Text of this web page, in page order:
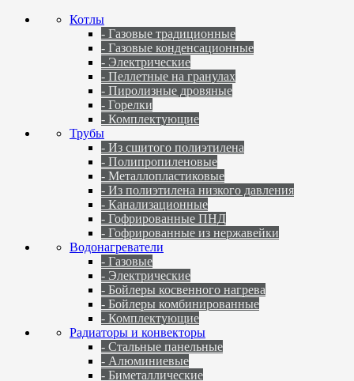
Котлы
- Газовые традиционные
- Газовые конденсационные
- Электрические
- Пеллетные на гранулах
- Пиролизные дровяные
- Горелки
- Комплектующие
Трубы
- Из сшитого полиэтилена
- Полипропиленовые
- Металлопластиковые
- Из полиэтилена низкого давления
- Канализационные
- Гофрированные ПНД
- Гофрированные из нержавейки
Водонагреватели
- Газовые
- Электрические
- Бойлеры косвенного нагрева
- Бойлеры комбинированные
- Комплектующие
Радиаторы и конвекторы
- Стальные панельные
- Алюминиевые
- Биметаллические